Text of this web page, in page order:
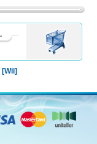
[Wii]
В
КОРЗИНУ